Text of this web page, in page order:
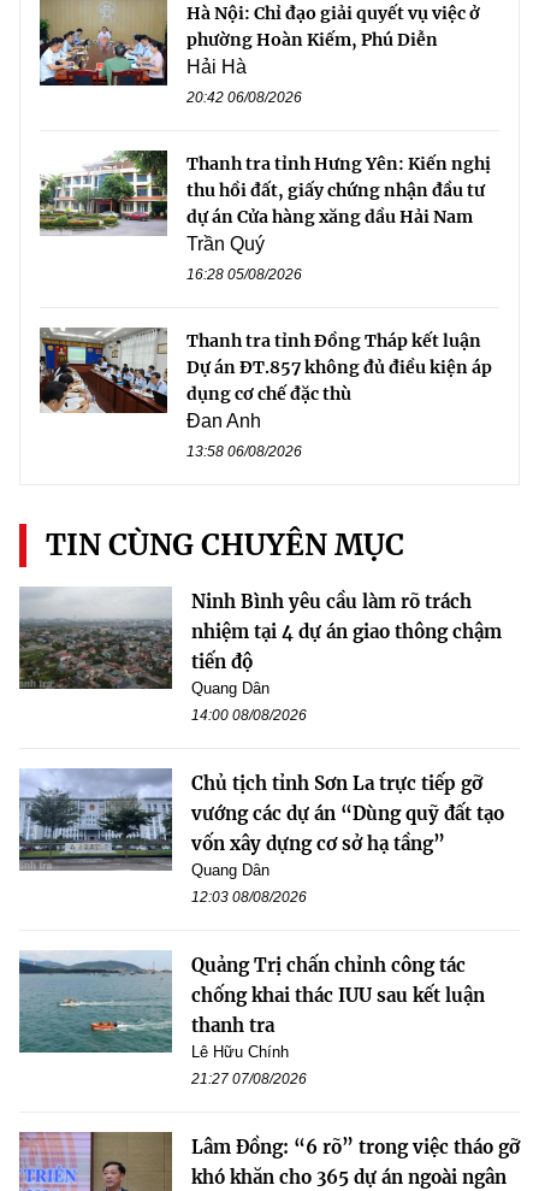
Hà Nội: Chỉ đạo giải quyết vụ việc ở
phường Hoàn Kiếm, Phú Diễn
Hải Hà
20:42 06/08/2026
Thanh tra tỉnh Hưng Yên: Kiến nghị
thu hồi đất, giấy chứng nhận đầu tư
dự án Cửa hàng xăng dầu Hải Nam
Trần Quý
16:28 05/08/2026
Thanh tra tỉnh Đồng Tháp kết luận
Dự án ĐT.857 không đủ điều kiện áp
dụng cơ chế đặc thù
Đan Anh
13:58 06/08/2026
TIN CÙNG CHUYÊN MỤC
Ninh Bình yêu cầu làm rõ trách
nhiệm tại 4 dự án giao thông chậm
tiến độ
Quang Dân
14:00 08/08/2026
Chủ tịch tỉnh Sơn La trực tiếp gỡ
vướng các dự án “Dùng quỹ đất tạo
vốn xây dựng cơ sở hạ tầng”
Quang Dân
12:03 08/08/2026
Quảng Trị chấn chỉnh công tác
chống khai thác IUU sau kết luận
thanh tra
Lê Hữu Chính
21:27 07/08/2026
Lâm Đồng: “6 rõ” trong việc tháo gỡ
khó khăn cho 365 dự án ngoài ngân